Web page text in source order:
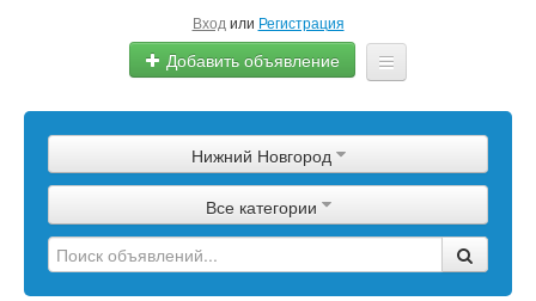
Вход или Регистрация
Добавить объявление
Сырье
Изделия
Оборудование
Нижний Новгород
Все категории